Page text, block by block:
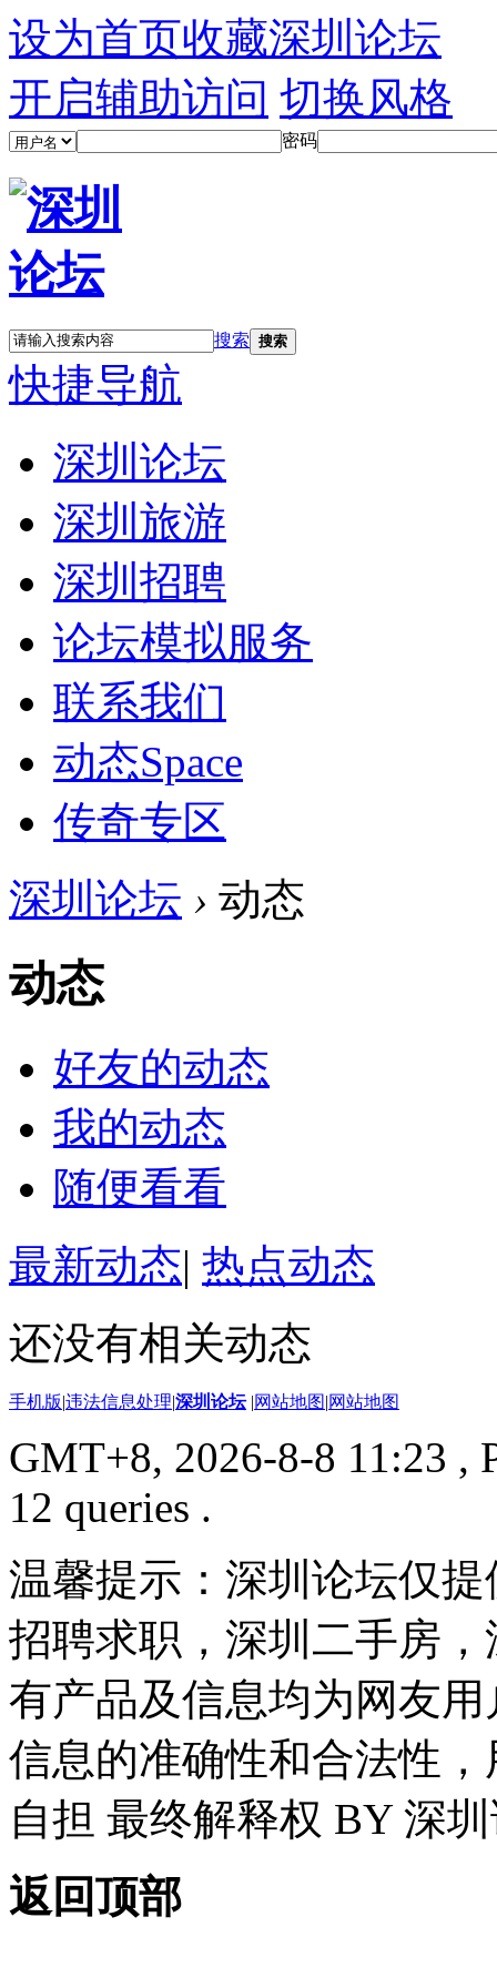
设为首页收藏深圳论坛
开启辅助访问 切换风格
密码
搜索 搜索
快捷导航
深圳论坛
深圳旅游
深圳招聘
论坛模拟服务
联系我们
动态Space
传奇专区
深圳论坛 › 动态
动态
好友的动态
我的动态
随便看看
最新动态| 热点动态
还没有相关动态
手机版|违法信息处理|深圳论坛 |网站地图|网站地图
GMT+8, 2026-8-8 11:23 ,
12 queries .
温馨提示：深圳论坛仅
招聘求职，深圳二手房
有产品及信息均为网友
信息的准确性和合法性
自担 最终解释权 BY 深
返回顶部